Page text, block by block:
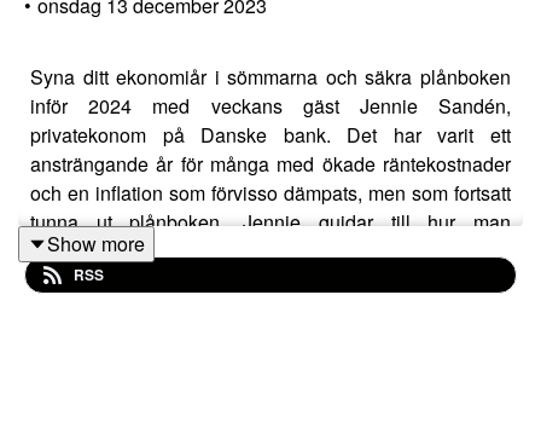
Syna ditt ekonomiår i sömmarna och säkra plånboken
inför 2024 med veckans gäst Jennie Sandén,
privatekonom på Danske bank. Det har varit ett
ansträngande år för många med ökade räntekostnader
och en inflation som förvisso dämpats, men som fortsatt
tunna ut plånboken. Jennie guidar till hur man
utvärderar det gångna året. Hölls verkligen budgeten?
Stämmer riskprofilen med ens investeringar? Frågor
Show more
RSS